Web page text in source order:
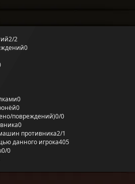
2/2
0
0
0
повреждений)0/0
0
противника2/1
данного игрока405
0/0